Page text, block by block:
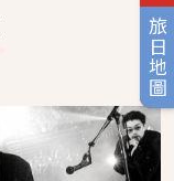
旅日地圖